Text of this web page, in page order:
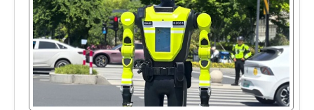
Francés
Inglés
Desempolvando la historia